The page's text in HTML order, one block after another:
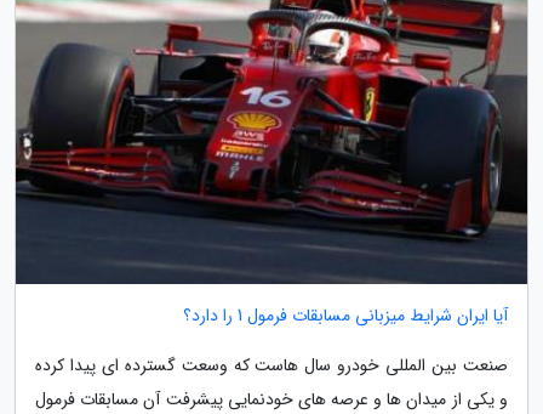
آیا ایران شرایط میزبانی مسابقات فرمول 1 را دارد؟
صنعت بین المللی خودرو سال هاست که وسعت گسترده ای پیدا کرده
و یکی از میدان ها و عرصه های خودنمایی پیشرفت آن مسابقات فرمول